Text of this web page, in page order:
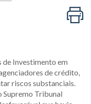
de Investimento em
de crédito,
riscos substanciais.
Supremo Tribunal